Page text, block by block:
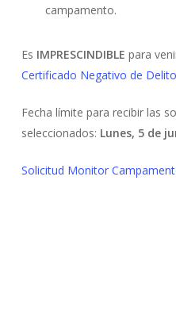
campamento.
Es IMPRESCINDIBLE para
Certificado Negativo de
Fecha límite para recibir las
seleccionados: Lunes, 5 de
Solicitud Monitor